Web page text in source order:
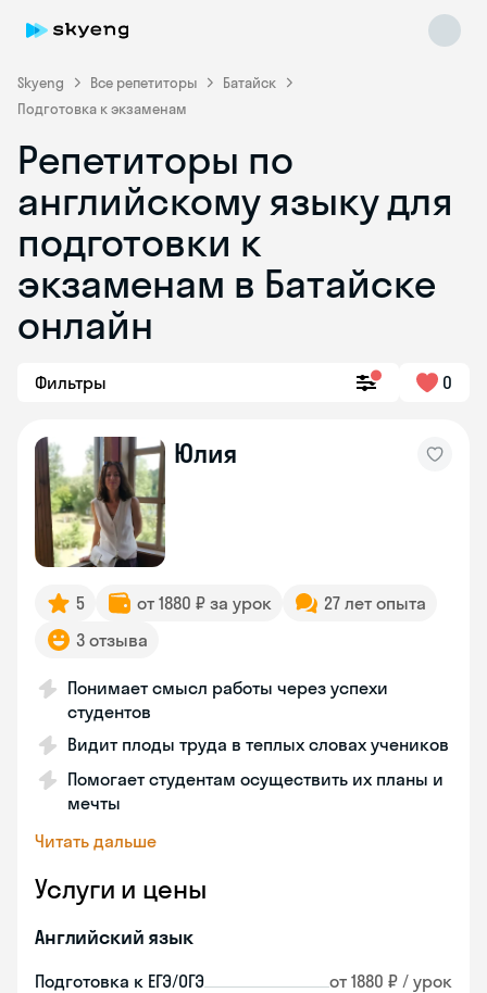
Skyeng Все репетиторы
Батайск
Подготовка к экзаменам
Репетиторы по
английскому языку для
подготовки к
экзаменам в Батайске
онлайн
Фильтры 0
Юлия
5 от 1880 ₽ за урок
27 лет опыта
3 отзыва
Понимает смысл работы через успехи
студентов
Видит плоды труда в теплых словах учеников
Помогает студентам осуществить их планы и
мечты
Читать дальше
Услуги и цены
Английский язык
Подготовка к ЕГЭ/ОГЭ от 1880 ₽ / урок